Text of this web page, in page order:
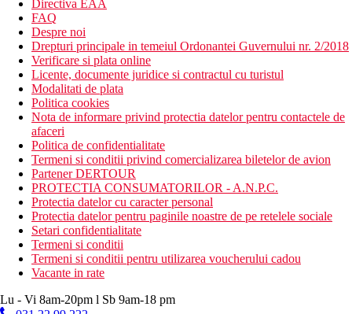
Directiva EAA
FAQ
Despre noi
Drepturi principale in temeiul Ordonantei Guvernului nr. 2/2018
Verificare si plata online
Licente, documente juridice si contractul cu turistul
Modalitati de plata
Politica cookies
Nota de informare privind protectia datelor pentru contactele de
afaceri
Politica de confidentialitate
Termeni si conditii privind comercializarea biletelor de avion
Partener DERTOUR
PROTECTIA CONSUMATORILOR - A.N.P.C.
Protectia datelor cu caracter personal
Protectia datelor pentru paginile noastre de pe retelele sociale
Setari confidentialitate
Termeni si conditii
Termeni si conditii pentru utilizarea voucherului cadou
Vacante in rate
Lu - Vi 8am-20pm l Sb 9am-18 pm